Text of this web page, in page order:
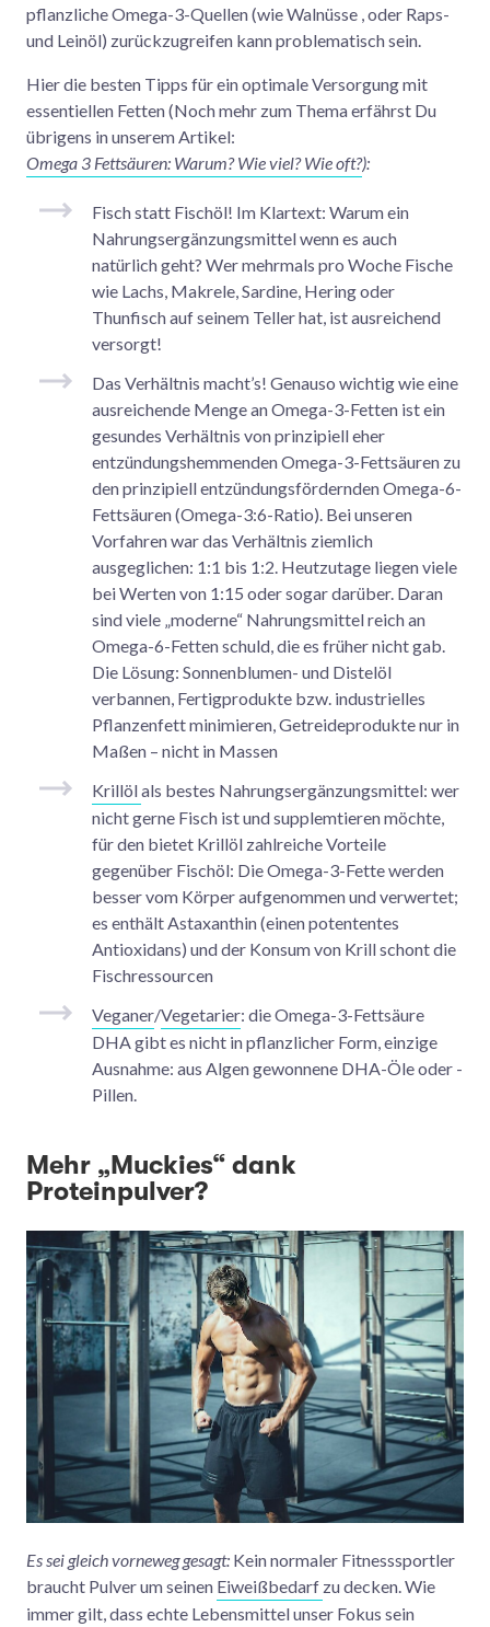
pflanzliche Omega-3-Quellen (wie Walnüsse , oder Raps-
und Leinöl) zurückzugreifen kann problematisch sein.
Hier die besten Tipps für ein optimale Versorgung mit
essentiellen Fetten (Noch mehr zum Thema erfährst Du
übrigens in unserem Artikel:
Omega 3 Fettsäuren: Warum? Wie viel? Wie oft?):
Fisch statt Fischöl! Im Klartext: Warum ein
Nahrungsergänzungsmittel wenn es auch
natürlich geht? Wer mehrmals pro Woche Fische
wie Lachs, Makrele, Sardine, Hering oder
Thunfisch auf seinem Teller hat, ist ausreichend
versorgt!
Das Verhältnis macht’s! Genauso wichtig wie eine
ausreichende Menge an Omega-3-Fetten ist ein
gesundes Verhältnis von prinzipiell eher
entzündungshemmenden Omega-3-Fettsäuren zu
den prinzipiell entzündungsfördernden Omega-6-
Fettsäuren (Omega-3:6-Ratio). Bei unseren
Vorfahren war das Verhältnis ziemlich
ausgeglichen: 1:1 bis 1:2. Heutzutage liegen viele
bei Werten von 1:15 oder sogar darüber. Daran
sind viele „moderne“ Nahrungsmittel reich an
Omega-6-Fetten schuld, die es früher nicht gab.
Die Lösung: Sonnenblumen- und Distelöl
verbannen, Fertigprodukte bzw. industrielles
Pflanzenfett minimieren, Getreideprodukte nur in
Maßen – nicht in Massen
Krillölals bestes Nahrungsergänzungsmittel: wer
nicht gerne Fisch ist und supplemtieren möchte,
für den bietet Krillöl zahlreiche Vorteile
gegenüber Fischöl: Die Omega-3-Fette werden
besser vom Körper aufgenommen und verwertet;
es enthält Astaxanthin (einen potententes
Antioxidans) und der Konsum von Krill schont die
Fischressourcen
Veganer/Vegetarier: die Omega-3-Fettsäure
DHA gibt es nicht in pflanzlicher Form, einzige
Ausnahme: aus Algen gewonnene DHA-Öle oder -
Pillen.
Mehr „Muckies“ dank
Proteinpulver?
Es sei gleich vorneweg gesagt: Kein normaler Fitnesssportler
braucht Pulver um seinen Eiweißbedarf zu decken. Wie
immer gilt, dass echte Lebensmittel unser Fokus sein